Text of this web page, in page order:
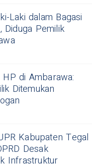
Laki dalam Bagasi
Diduga Pemilik
di Ambarawa:
Ditemukan
Kabupaten Tegal
Desak
Infrastruktur